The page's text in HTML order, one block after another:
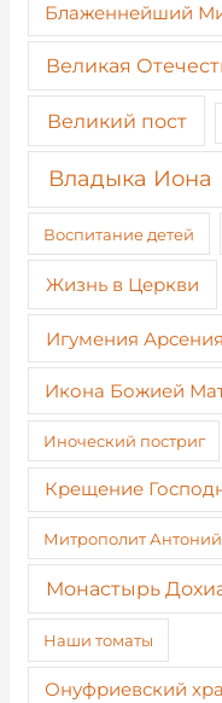
Блаженнейший
Великая
Великий пост
Владыка Иона
Воспитание детей
Жизнь в Церкви
Игумения Арсения
Икона Божией
Иноческий постриг
Крещение
Митрополит
Монастырь
Наши томаты
Онуфриевский